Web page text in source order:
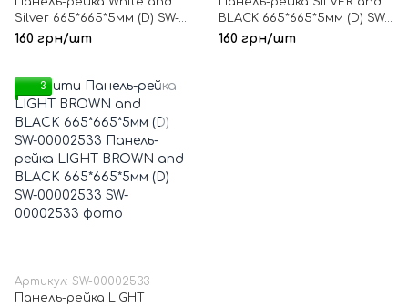
Silver 665*665*5мм (D) SW-
00002531
160 грн/шт
BLACK 665*665*5мм (D) SW-
00002532
160 грн/шт
3
Артикул: SW-00002533
Панель-рейка LIGHT